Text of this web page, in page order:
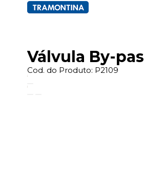
Válvula By-
Cod. do Produto: P2109